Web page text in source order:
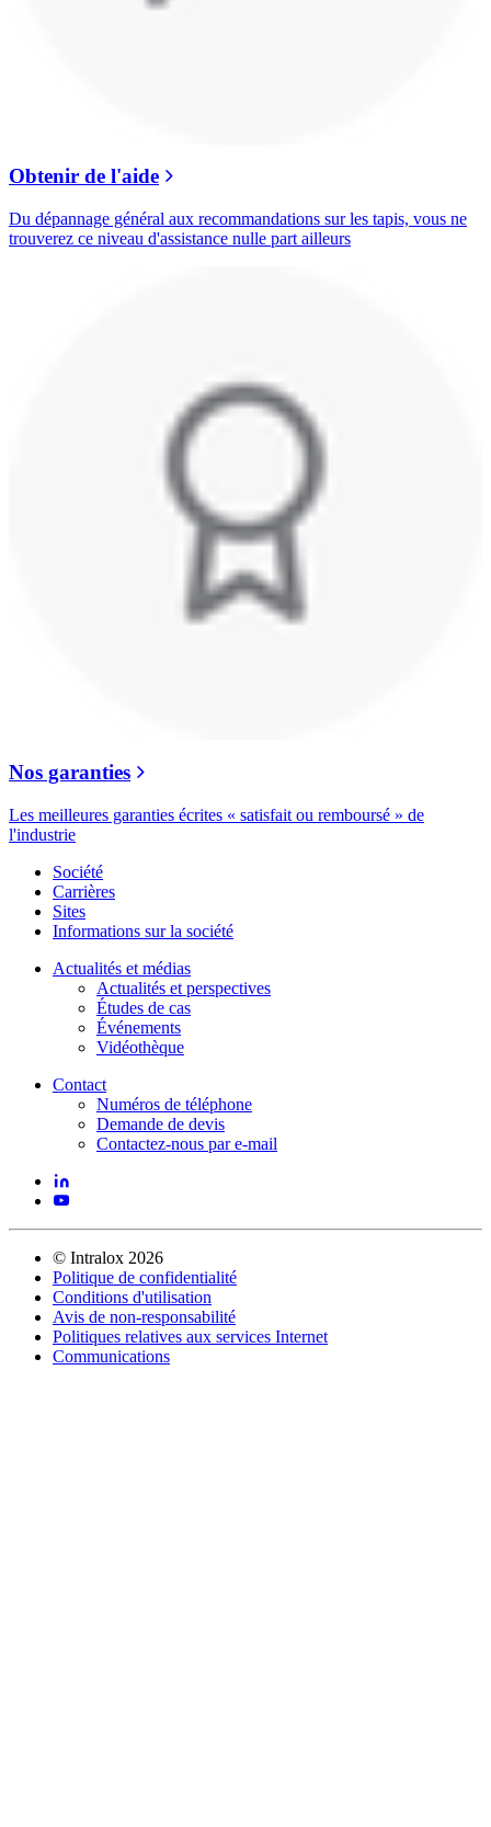
Obtenir de l'aide
Du dépannage général aux recommandations sur les tapis, vous ne
trouverez ce niveau d'assistance nulle part ailleurs
Nos garanties
Les meilleures garanties écrites « satisfait ou remboursé » de
l'industrie
Société
Carrières
Sites
Informations sur la société
Actualités et médias
Actualités et perspectives
Études de cas
Événements
Vidéothèque
Contact
Numéros de téléphone
Demande de devis
Contactez-nous par e-mail
© Intralox 2026
Politique de confidentialité
Conditions d'utilisation
Avis de non-responsabilité
Politiques relatives aux services Internet
Communications